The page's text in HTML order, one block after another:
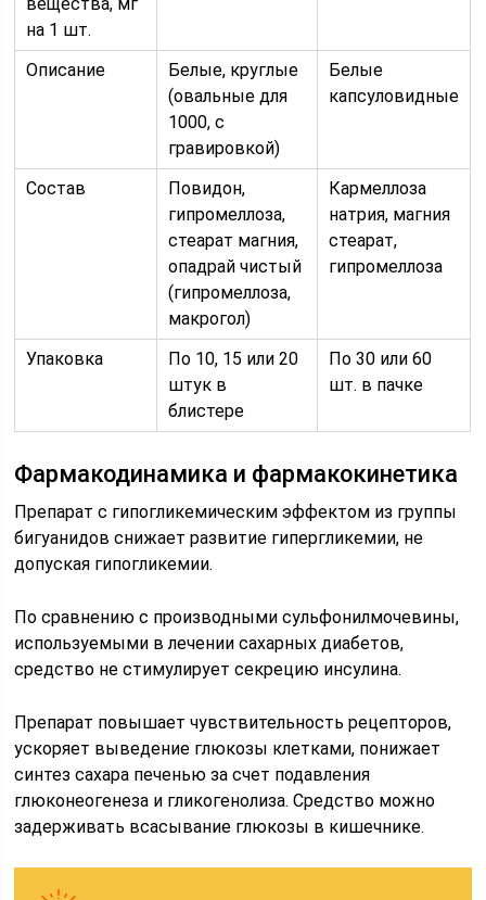
на 1 шт.
Описание
Белые, круглые
(овальные для
1000, с
гравировкой)
Белые
капсуловидные
Состав
Повидон,
гипромеллоза,
стеарат магния,
опадрай чистый
(гипромеллоза,
макрогол)
Кармеллоза
натрия, магния
стеарат,
гипромеллоза
Упаковка
По 10, 15 или 20
штук в
блистере
По 30 или 60
шт. в пачке
Фармакодинамика и фармакокинетика
Препарат с гипогликемическим эффектом из группы
бигуанидов снижает развитие гипергликемии, не
допуская гипогликемии.
По сравнению с производными сульфонилмочевины,
используемыми в лечении сахарных диабетов,
средство не стимулирует секрецию инсулина.
Препарат повышает чувствительность рецепторов,
ускоряет выведение глюкозы клетками, понижает
синтез сахара печенью за счет подавления
глюконеогенеза и гликогенолиза. Средство можно
задерживать всасывание глюкозы в кишечнике.